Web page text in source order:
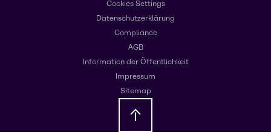
Cookies Settings
Datenschutzerklärung
Compliance
AGB
Information der Öffentlichkeit
Impressum
Sitemap